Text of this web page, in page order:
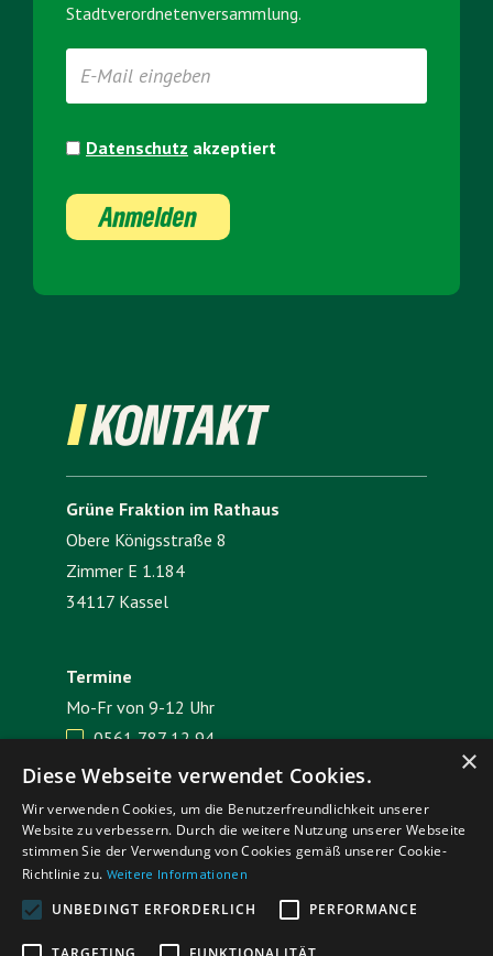
Stadt­verordneten­versammlung.
Datenschutz akzeptiert
Anmelden
KONTAKT
Grüne Fraktion im Rathaus
Obere Königsstraße 8
Zimmer E 1.184
34117 Kassel
Termine
Mo-Fr von 9-12 Uhr
 0561 787 12 94
 E-Mail senden
Impressum Datenschutz
×
Diese Webseite verwendet Cookies.
Wir verwenden Cookies, um die Benutzerfreundlichkeit unserer
Website zu verbessern. Durch die weitere Nutzung unserer Webseite
stimmen Sie der Verwendung von Cookies gemäß unserer Cookie-
Richtlinie zu. Weitere Informationen
UNBEDINGT ERFORDERLICH PERFORMANCE